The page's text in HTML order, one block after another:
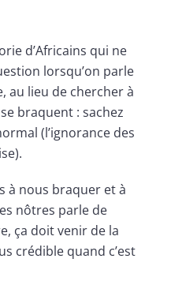
d’Africains qui ne
lorsqu’on parle
au lieu de chercher à
braquent : sachez
(l’ignorance des
à nous braquer et à
nôtres parle de
ça doit venir de la
crédible quand c’est